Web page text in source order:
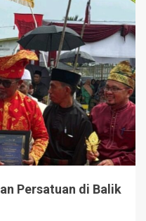
Persatuan di Balik